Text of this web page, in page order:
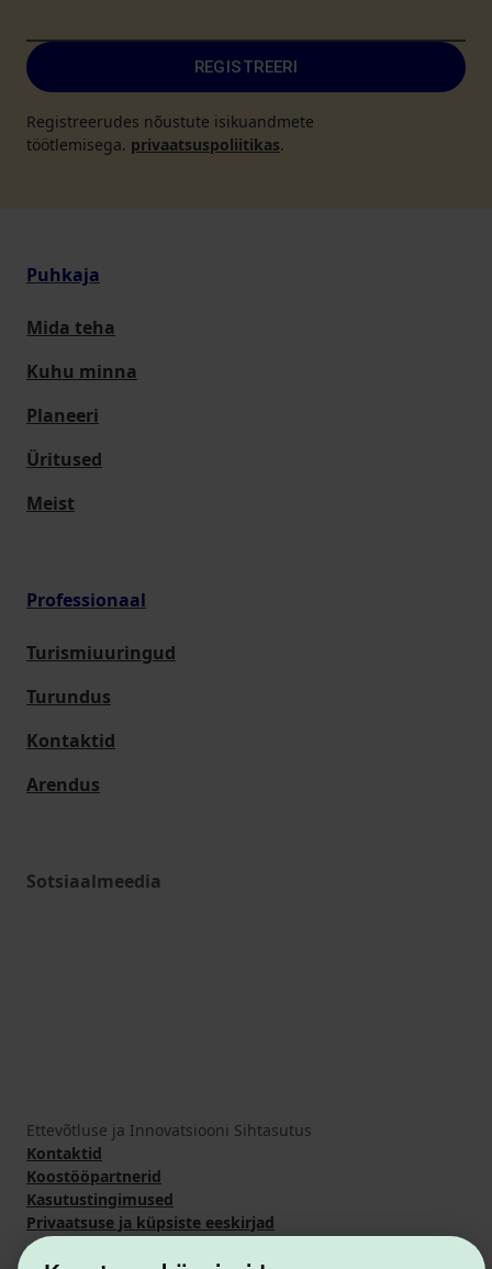
REGISTREERI
Registreerudes nõustute isikuandmete
töötlemisega. privaatsuspoliitikas.
Puhkaja
Mida teha
Kuhu minna
Planeeri
Üritused
Meist
Professionaal
Turismiuuringud
Turundus
Kontaktid
Arendus
Sotsiaalmeedia
Ettevõtluse ja Innovatsiooni Sihtasutus
Kontaktid
Koostööpartnerid
Kasutustingimused
Privaatsuse ja küpsiste eeskirjad